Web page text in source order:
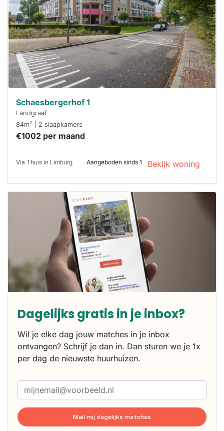
binnen 15
minuten
reageren.
Stekkies helpt
je hierbij!
Schaesbergerhof 1
Landgraaf
84m2 | 2 slaapkamers
€1002 per maand
Via Thuis in Limburg Aangeboden sinds 1 Bekijk woning
Dagelijks gratis in je inbox?
Wil je elke dag jouw matches in je inbox
ontvangen? Schrijf je dan in. Dan sturen we je 1x
per dag de nieuwste huurhuizen.
Mail mij dagelijks matches